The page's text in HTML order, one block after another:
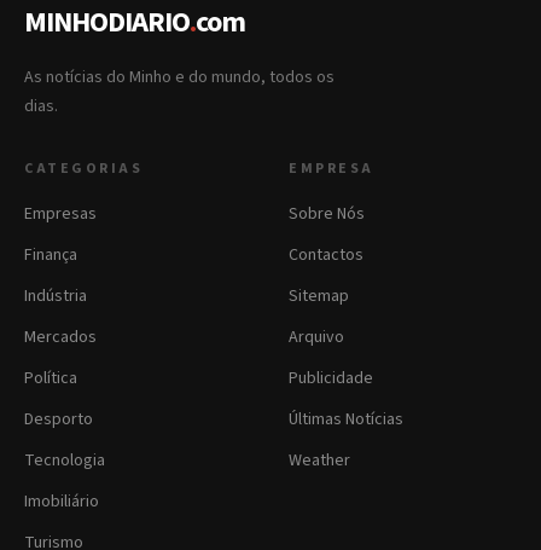
MINHODIARIO.com
As notícias do Minho e do mundo, todos os
dias.
CATEGORIAS
Empresas
Finança
Indústria
Mercados
Política
Desporto
Tecnologia
Imobiliário
Turismo
EMPRESA
Sobre Nós
Contactos
Sitemap
Arquivo
Publicidade
Últimas Notícias
Weather